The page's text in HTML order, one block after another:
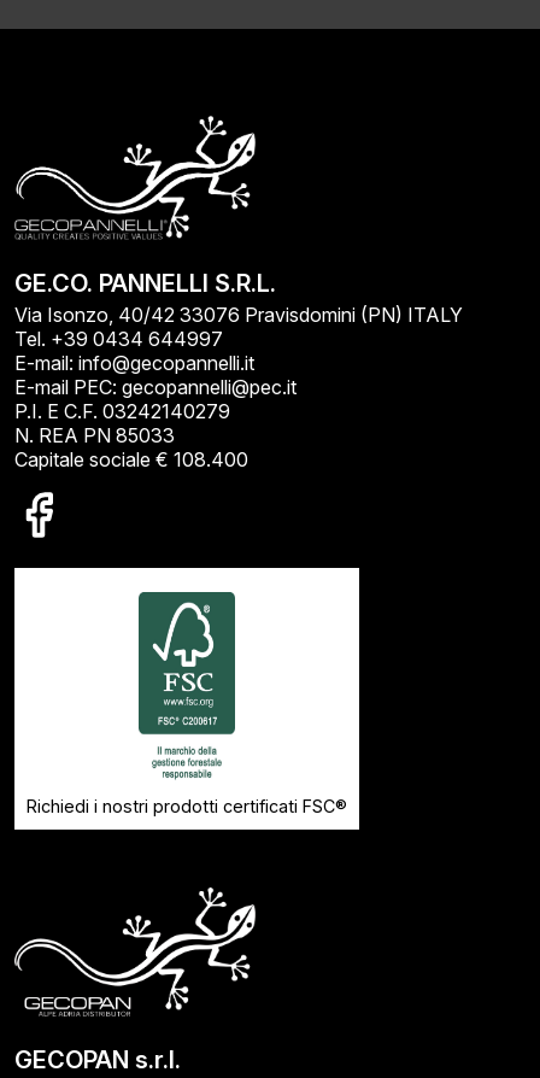
GE.CO. PANNELLI S.R.L.
Via Isonzo, 40/42 33076 Pravisdomini (PN) ITALY
Tel. +39 0434 644997
E-mail: info@gecopannelli.it
E-mail PEC: gecopannelli@pec.it
P.I. E C.F. 03242140279
N. REA PN 85033
Capitale sociale € 108.400
Richiedi i nostri prodotti certificati FSC®
GECOPAN s.r.l.